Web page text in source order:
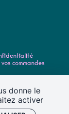
donne le
activer
de Tours -
du Théâtre
commandes